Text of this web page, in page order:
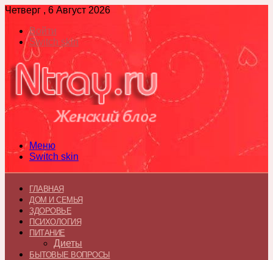
Четверг , 6 Август 2026
Войти
Switch skin
Меню
Switch skin
ГЛАВНАЯ
ДОМ И СЕМЬЯ
ЗДОРОВЬЕ
ПСИХОЛОГИЯ
ПИТАНИЕ
Диеты
БЫТОВЫЕ ВОПРОСЫ